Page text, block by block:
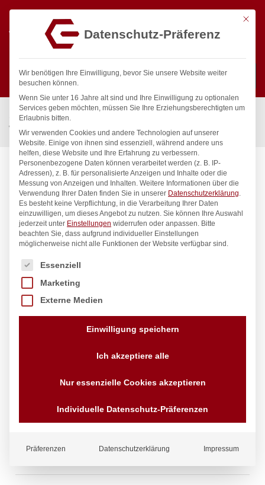
Suchen
Start / Gastronomiebedarf & Gastro Geräte für Profis
Wassertechnik
Wandventil clarix Wandventil 3/4″
clarix Wandventil 3/4″
Mit
Datenschutz-Präferenz
Wir benötigen Ihre Einwilligung, bevor Sie unsere Website weiter
besuchen können.
Wenn Sie unter 16 Jahre alt sind und Ihre Einwilligung zu optionalen
Services geben möchten, müssen Sie Ihre Erziehungsberechtigten um
Erlaubnis bitten.
Wir verwenden Cookies und andere Technologien auf unserer
Website. Einige von ihnen sind essenziell, während andere uns
helfen, diese Website und Ihre Erfahrung zu verbessern.
Personenbezogene Daten können verarbeitet werden (z. B. IP-
Adressen), z. B. für personalisierte Anzeigen und Inhalte oder die
Messung von Anzeigen und Inhalten. Weitere Informationen über die
Verwendung Ihrer Daten finden Sie in unserer Datenschutzerklärung.
Es besteht keine Verpflichtung, in die Verarbeitung Ihrer Daten
einzuwilligen, um dieses Angebot zu nutzen. Sie können Ihre Auswahl
jederzeit unter Einstellungen widerrufen oder anpassen. Bitte
beachten Sie, dass aufgrund individueller Einstellungen
möglicherweise nicht alle Funktionen der Website verfügbar sind.
Es folgt eine Liste der Service-Gruppen, für die eine
Essenziell
Marketing
Externe Medien
Einwilligung speichern
Ich akzeptiere alle
Nur essenzielle Cookies akzeptieren
Individuelle Datenschutz-Präferenzen
Präferenzen Datenschutzerklärung Impressum